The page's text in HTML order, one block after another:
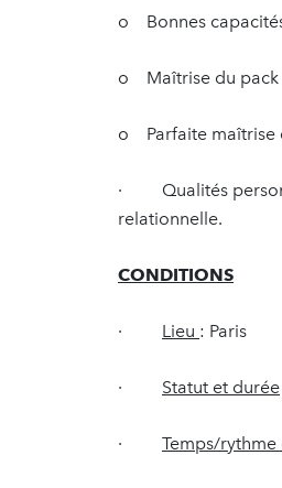
o Bonnes
o Maîtrise du pack
o Parfaite maîtrise
· Qualités
relationnelle.
CONDITIONS
· Lieu : Paris
· Statut et durée
· Temps/rythme